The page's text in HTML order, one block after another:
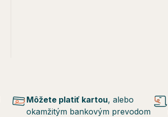
Môžete platiť kartou, alebo
okamžitým bankovým prevodom